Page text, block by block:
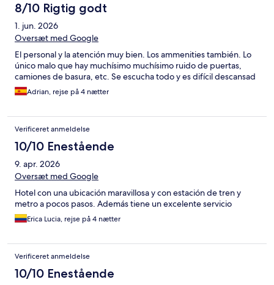
8/10 Rigtig godt
1. jun. 2026
Oversæt med Google
El personal y la atención muy bien. Los ammenities también. Lo
único malo que hay muchísimo muchísimo ruido de puertas,
camiones de basura, etc. Se escucha todo y es difícil descansad
Adrian, rejse på 4 nætter
Verificeret anmeldelse
10/10 Enestående
9. apr. 2026
Oversæt med Google
Hotel con una ubicación maravillosa y con estación de tren y
metro a pocos pasos. Además tiene un excelente servicio
Erica Lucia, rejse på 4 nætter
Verificeret anmeldelse
10/10 Enestående